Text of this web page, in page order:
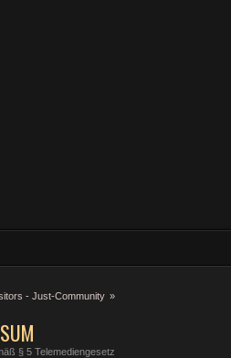
- Just-Community »
§ 5 Telemediengesetz